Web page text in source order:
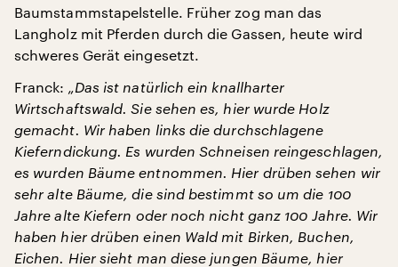
Baumstammstapelstelle. Früher zog man das
Langholz mit Pferden durch die Gassen, heute wird
schweres Gerät eingesetzt.
Franck: „Das ist natürlich ein knallharter
Wirtschaftswald. Sie sehen es, hier wurde Holz
gemacht. Wir haben links die durchschlagene
Kieferndickung. Es wurden Schneisen reingeschlagen,
es wurden Bäume entnommen. Hier drüben sehen wir
sehr alte Bäume, die sind bestimmt so um die 100
Jahre alte Kiefern oder noch nicht ganz 100 Jahre. Wir
haben hier drüben einen Wald mit Birken, Buchen,
Eichen. Hier sieht man diese jungen Bäume, hier